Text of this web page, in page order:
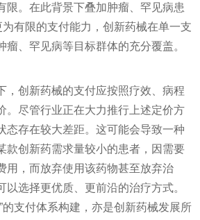
限。在此背景下叠加肿瘤、罕见病患
为有限的支付能力，创新药械在单一支
瘤、罕见病等目标群体的充分覆盖。
，创新药械的支付应按照疗效、病程
。尽管行业正在大力推行上述定价方
态存在较大差距。这可能会导致一种
款创新药需求量较小的患者，因需要
用，而放弃使用该药物甚至放弃治
以选择更优质、更前沿的治疗方式。
的支付体系构建，亦是创新药械发展所